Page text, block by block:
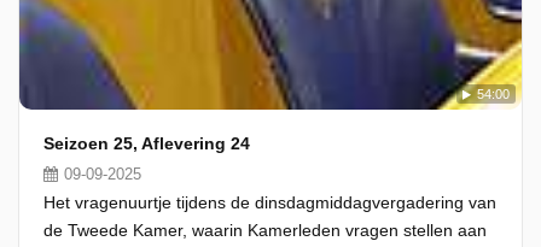
54:00
Seizoen 25, Aflevering 24
09-09-2025
Het vragenuurtje tijdens de dinsdagmiddagvergadering van
de Tweede Kamer, waarin Kamerleden vragen stellen aan